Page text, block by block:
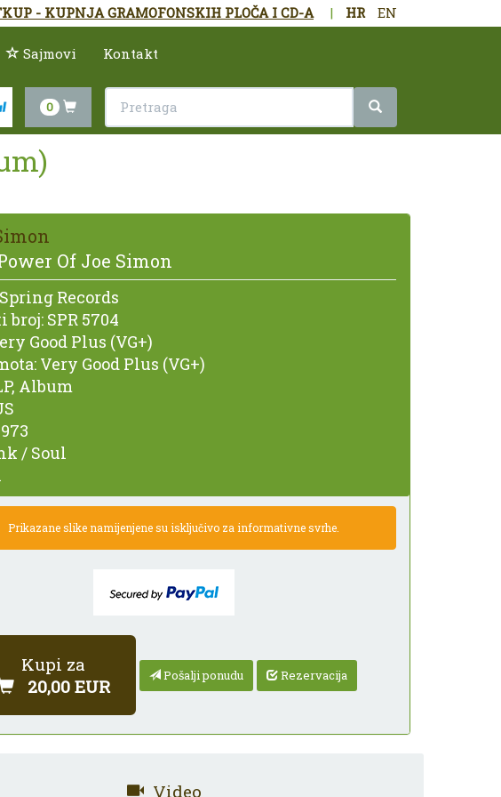
HR EN
|
- KUPNJA GRAMOFONSKIH PLOČA I CD-A
Sajmovi Kontakt
0
Of Joe Simon
Spring Records
broj: SPR 5704
Good Plus (VG+)
Very Good Plus (VG+)
Album
/ Soul
Prikazane slike namijenjene su isključivo za informativne svrhe.
Kupi za
20,00 EUR
Pošalji ponudu Rezervacija
Video